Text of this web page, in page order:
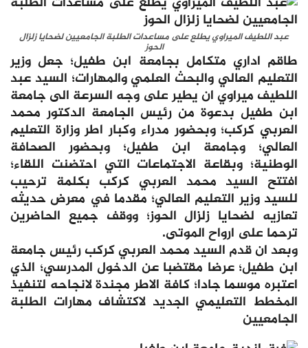
عبد اللطيف الميراوي يطلع على مساعدات الطلبة الجامعيين لضحايا زلزال
الحوز
طاقم اداري متكامل بجامعة ابن طفيل؛ جعل وزير
التعليم العالي والبحث العلمي والمهارات؛ السيد عبد
اللطيف ميراوي ان يطير على وجه السرعة الى جامعة
ابن طفيل بدعوة من رئيس الجامعة الدكتور محمد
العربي كركب؛ وبحضور مدراء وكبار اطر وزارة التعليم
العالي؛ وجامعة ابن طفيل؛ وبحضور الصحافة
الوطنية؛ وبقاعة الاجتماعات التي احتضنت اللقاء؛
افتتح السيد محمد العربي كركب بكلمة ترحيب
للسيد وزير التعليم العالي؛ مقدما في معرض حديثه
تعازيه لضحايا زلزال الحوز؛ ووقف جميع الحاضرين
ترحما على ارواح الموتى.
وبعد ان قدم السيد محمد العربي كركب رئيس جامعة
ابن طفيل؛ عرضا مقتضبا عن الدخول المدرسي؛ الذي
اعتبره موسما جادا؛ كافة الاطر مجندة لانجاحه لتنفيذ
المخطط التعليمي الجديد لاكتشاف مهارات الطلبة
الجامعيين